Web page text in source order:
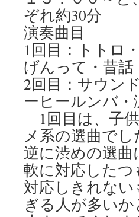
ぞれ約30分
演奏曲目
1回目：トトロ
げんって・昔話
2回目：サウン
ーヒールンバ
1回目は、子
メ系の選曲で
逆に渋めの選
軟に対応した
対応しきれな
ぎる人が多い